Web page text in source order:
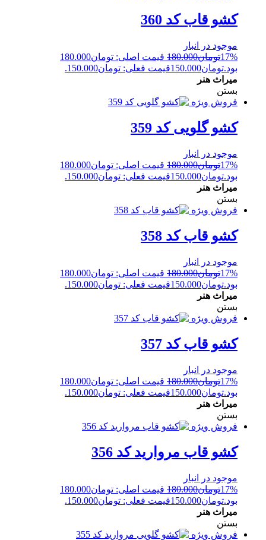
کشو قاب کد 360
موجود در انبار
17%تومان180.000
قیمت اصلی: تومان180.000
بود.تومان150.000قیمت فعلی: تومان150.000.
میراث هنر
بستن
فروش ویژه
کشو گلویی کد 359
موجود در انبار
17%تومان180.000
قیمت اصلی: تومان180.000
بود.تومان150.000قیمت فعلی: تومان150.000.
میراث هنر
بستن
فروش ویژه
کشو قاب کد 358
موجود در انبار
17%تومان180.000
قیمت اصلی: تومان180.000
بود.تومان150.000قیمت فعلی: تومان150.000.
میراث هنر
بستن
فروش ویژه
کشو قاب کد 357
موجود در انبار
17%تومان180.000
قیمت اصلی: تومان180.000
بود.تومان150.000قیمت فعلی: تومان150.000.
میراث هنر
بستن
فروش ویژه
کشو قاب مروارید کد 356
موجود در انبار
17%تومان180.000
قیمت اصلی: تومان180.000
بود.تومان150.000قیمت فعلی: تومان150.000.
میراث هنر
بستن
فروش ویژه